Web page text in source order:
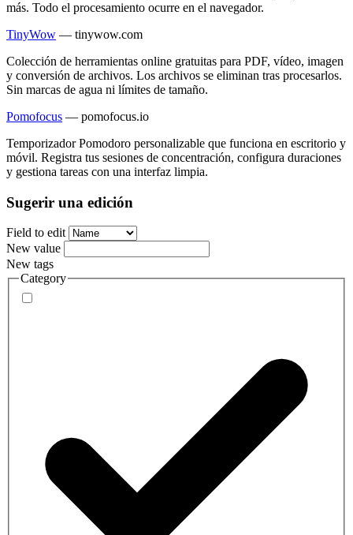
más. Todo el procesamiento ocurre en el navegador.
TinyWow — tinywow.com
Colección de herramientas online gratuitas para PDF, vídeo, imagen
y conversión de archivos. Los archivos se eliminan tras procesarlos.
Sin marcas de agua ni límites de tamaño.
Pomofocus — pomofocus.io
Temporizador Pomodoro personalizable que funciona en escritorio y
móvil. Registra tus sesiones de concentración, configura duraciones
y gestiona tareas con una interfaz limpia.
Sugerir una edición
Field to edit
New value
New tags
Category